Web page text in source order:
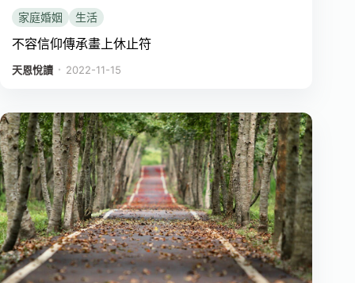
家庭婚姻 生活
不容信仰傳承畫上休止符
天恩悅讀 ． 2022-11-15